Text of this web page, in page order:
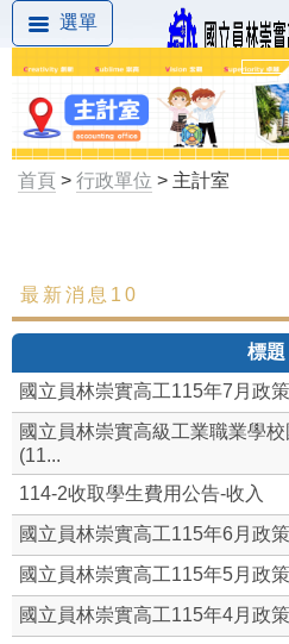
選單
首頁 > 行政單位 > 主計室
最新消息
網路請購
表格下載
執行狀況查詢系統
最新消息10
標題
國立員林崇實高工115年7月政
國立員林崇實高級工業職業學
(11...
114-2收取學生費用公告-收入
國立員林崇實高工115年6月政
國立員林崇實高工115年5月政
國立員林崇實高工115年4月政